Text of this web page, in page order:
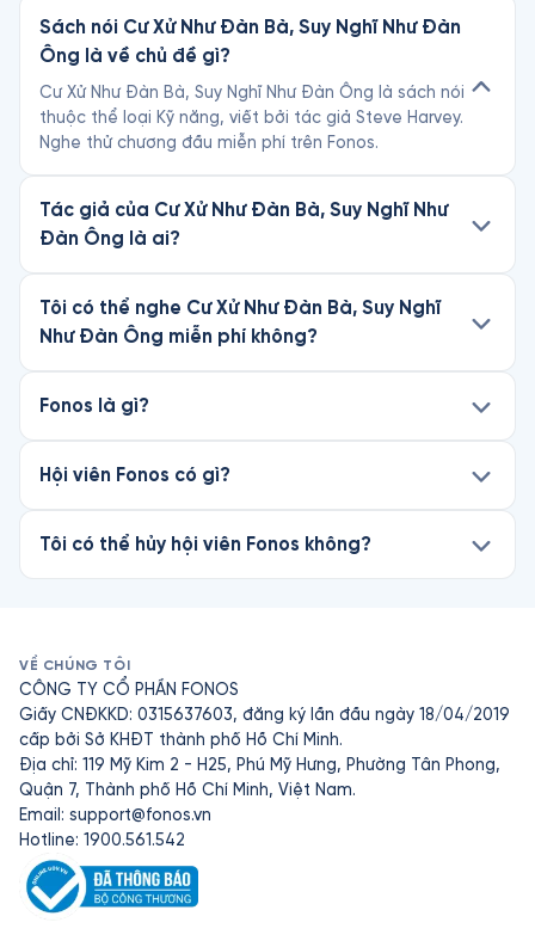
Sách nói Cư Xử Như Đàn Bà, Suy Nghĩ Như Đàn
Ông là về chủ đề gì?
Cư Xử Như Đàn Bà, Suy Nghĩ Như Đàn Ông là sách nói
thuộc thể loại Kỹ năng, viết bởi tác giả Steve Harvey.
Nghe thử chương đầu miễn phí trên Fonos.
Tác giả của Cư Xử Như Đàn Bà, Suy Nghĩ Như
Đàn Ông là ai?
Tôi có thể nghe Cư Xử Như Đàn Bà, Suy Nghĩ
Như Đàn Ông miễn phí không?
Fonos là gì?
Hội viên Fonos có gì?
Tôi có thể hủy hội viên Fonos không?
VỀ CHÚNG TÔI
CÔNG TY CỔ PHẦN FONOS
Giấy CNĐKKD: 0315637603, đăng ký lần đầu ngày 18/04/2019
cấp bởi Sở KHĐT thành phố Hồ Chí Minh.
Địa chỉ: 119 Mỹ Kim 2 - H25, Phú Mỹ Hưng, Phường Tân Phong,
Quận 7, Thành phố Hồ Chí Minh, Việt Nam.
Email: support@fonos.vn
Hotline: 1900.561.542